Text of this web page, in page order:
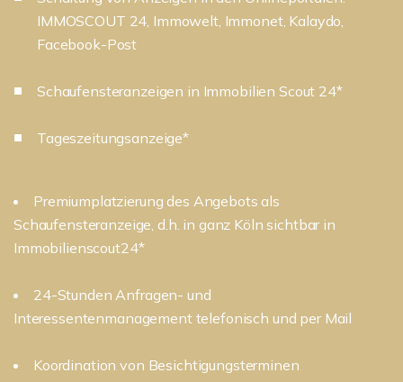
IMMOSCOUT 24, Immowelt, Immonet, Kalaydo,
Facebook-Post
Schaufensteranzeigen in Immobilien Scout 24*
Tageszeitungsanzeige*
Premiumplatzierung des Angebots als
Schaufensteranzeige, d.h. in ganz Köln sichtbar in
Immobilienscout24*
24-Stunden Anfragen- und
Interessentenmanagement telefonisch und per Mail
Koordination von Besichtigungsterminen